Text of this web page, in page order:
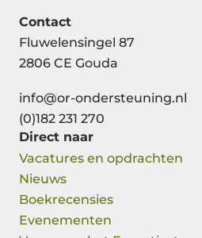
Contact
Fluwelensingel 87
2806 CE Gouda
info@or-ondersteuning.nl
(0)182 231 270
Direct naar
Vacatures en opdrachten
Nieuws
Boekrecensies
Evenementen